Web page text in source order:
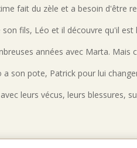
fait du zèle et a besoin d'être
fils, Léo et il découvre qu'il
années avec Marta.
son pote, Patrick pour lui
leurs vécus, leurs